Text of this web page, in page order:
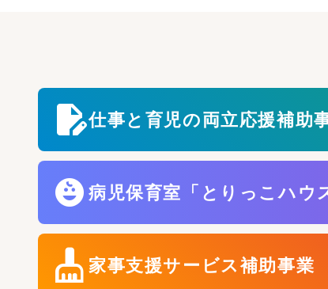
edit_document仕事と育児の両立応援補助
child_care 病児保育室「とりっこハウ
cleaning_services 家事支援サービス補助事業